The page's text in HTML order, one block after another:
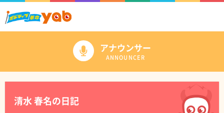
アナウンサー
ANNOUNCER
清水 春名の日記